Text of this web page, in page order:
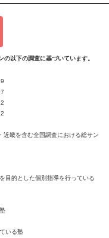
以下の調査に基づいています。
近畿を含む全国調査における総サン
目的とした個別指導を行っている
いる塾